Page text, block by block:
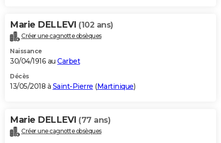
Marie DELLEVI (102 ans)
Créer une cagnotte obsèques
Naissance
30/04/1916 au Carbet
Décès
13/05/2018 à Saint-Pierre (Martinique)
Marie DELLEVI (77 ans)
Créer une cagnotte obsèques